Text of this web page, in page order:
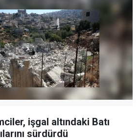
işgal altındaki Batı
sürdürdü